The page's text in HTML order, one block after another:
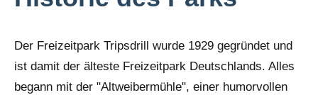
Der Freizeitpark Tripsdrill wurde 1929 gegründet und
ist damit der älteste Freizeitpark Deutschlands. Alles
begann mit der "Altweibermühle", einer humorvollen